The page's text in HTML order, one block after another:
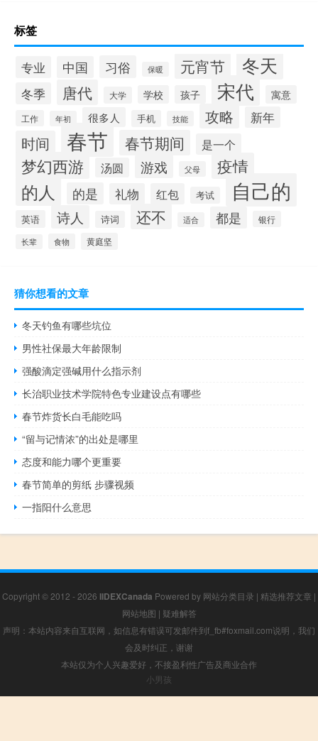
标签
专业 中国 习俗 保暖 元宵节 冬天
冬季 唐代 大学 学校 孩子 宋代 寓意
工作 年初 很多人 手机 技能 攻略 新年
时间 春节 春节期间 是一个
梦幻西游 汤圆 游戏 父母 疫情
的人 的是 礼物 红包 考试 自己的
英语 诗人 诗词 还不 适合 都是 银行
长辈 食物 黄庭坚
猜你想看的文章
冬天钓鱼有哪些坑位
男性社保最大年龄限制
强酸滴定强碱用什么指示剂
长治职业技术学院特色专业建设点有哪些
春节炸货长白毛能吃吗
“留与记情浓”的出处是哪里
态度和能力哪个更重要
春节简单的剪纸 步骤视频
一指阳什么意思
Copyright © 2012 - 2026 IIDEXCanada Powered by 网站分类目录 | 精选推荐文章 |
网站地图 | 疑难解答
声明：本站内容来自互联网，如信息有错误可发邮件到f_fb#foxmail.com说明，我们
会及时纠正，谢谢
本站仅为个人兴趣爱好，不接盈利性广告及商业合作
小男孩